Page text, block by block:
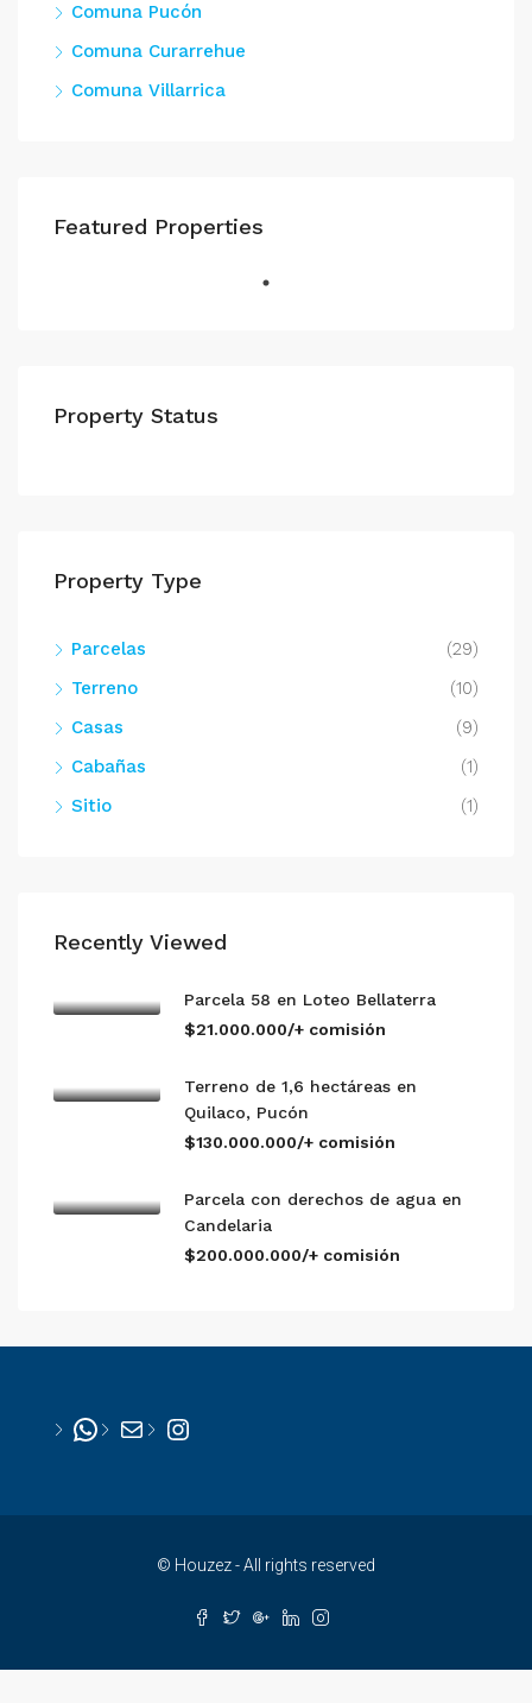
Comuna Pucón
Comuna Curarrehue
Comuna Villarrica
Featured Properties
Property Status
Property Type
Parcelas
(29)
Terreno
(10)
Casas
(9)
Cabañas
(1)
Sitio
(1)
Recently Viewed
Parcela 58 en Loteo Bellaterra
$21.000.000/+ comisión
Terreno de 1,6 hectáreas en
Quilaco, Pucón
$130.000.000/+ comisión
Parcela con derechos de agua en
Candelaria
$200.000.000/+ comisión
WhatsApp
Mail Instagram
© Houzez - All rights reserved